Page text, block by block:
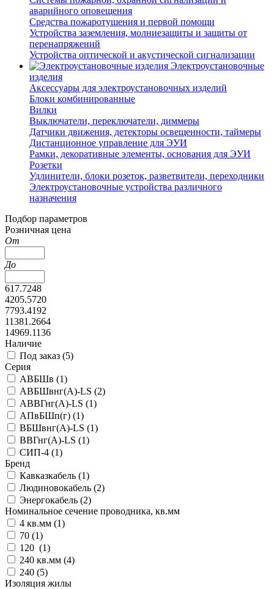
аварийного оповещения
Средства пожаротушения и первой помощи
Устройства заземления, молниезащиты и защиты от
перенапряжений
Устройства оптической и акустической сигнализации
Электроустановочные
изделия
Аксессуары для электроустановочных изделий
Блоки комбинированные
Вилки
Выключатели, переключатели, диммеры
Датчики движения, детекторы освещенности, таймеры
Дистанционное управление для ЭУИ
Рамки, декоративные элементы, основания для ЭУИ
Розетки
Удлинители, блоки розеток, разветвители, переходники
Электроустановочные устройства различного
назначения
Подбор параметров
Розничная цена
От
До
617.7248
4205.5720
7793.4192
11381.2664
14969.1136
Наличие
Под заказ (5)
Серия
АВБШв (1)
АВБШвнг(А)-LS (2)
АВВГнг(А)-LS (1)
АПвБШп(г) (1)
ВБШвнг(А)-LS (1)
ВВГнг(А)-LS (1)
СИП-4 (1)
Бренд
Кавказкабель (1)
Людиновокабель (2)
Энергокабель (2)
Номинальное сечение проводника, кв.мм
4 кв.мм (1)
70 (1)
120 (1)
240 кв.мм (4)
240 (5)
Изоляция жилы